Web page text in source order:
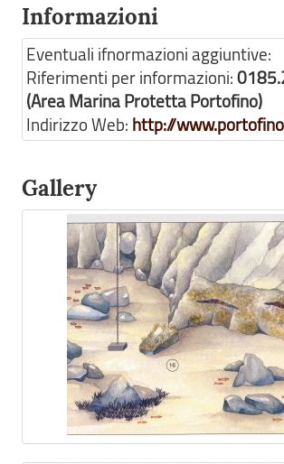
Informazioni
Eventuali ifnormazioni aggiuntive:
Riferimenti per informazioni:
(Area Marina Protetta Portofino)
Indirizzo Web: http://
Gallery